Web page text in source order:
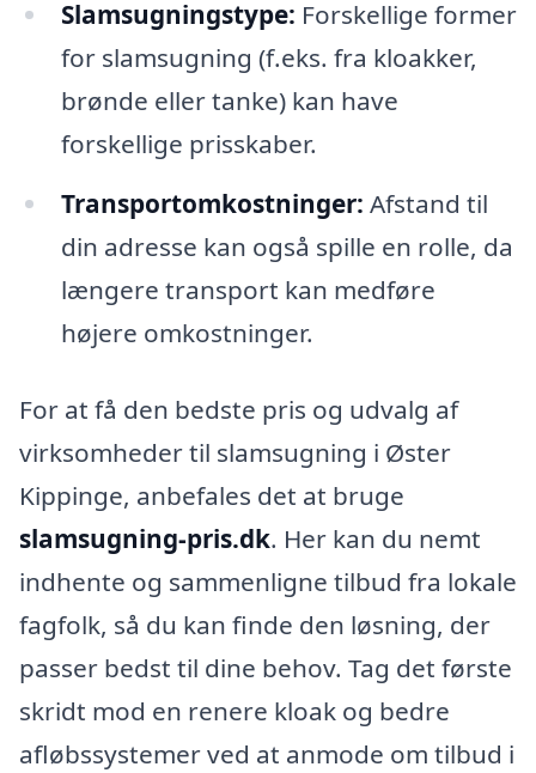
Slamsugningstype: Forskellige former
for slamsugning (f.eks. fra kloakker,
brønde eller tanke) kan have
forskellige prisskaber.
Transportomkostninger: Afstand til
din adresse kan også spille en rolle, da
længere transport kan medføre
højere omkostninger.
For at få den bedste pris og udvalg af
virksomheder til slamsugning i Øster
Kippinge, anbefales det at bruge
slamsugning-pris.dk. Her kan du nemt
indhente og sammenligne tilbud fra lokale
fagfolk, så du kan finde den løsning, der
passer bedst til dine behov. Tag det første
skridt mod en renere kloak og bedre
afløbssystemer ved at anmode om tilbud i